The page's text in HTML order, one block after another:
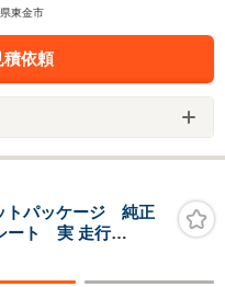
東金市
積依頼
トパッケージ 純正
ート 実 走行